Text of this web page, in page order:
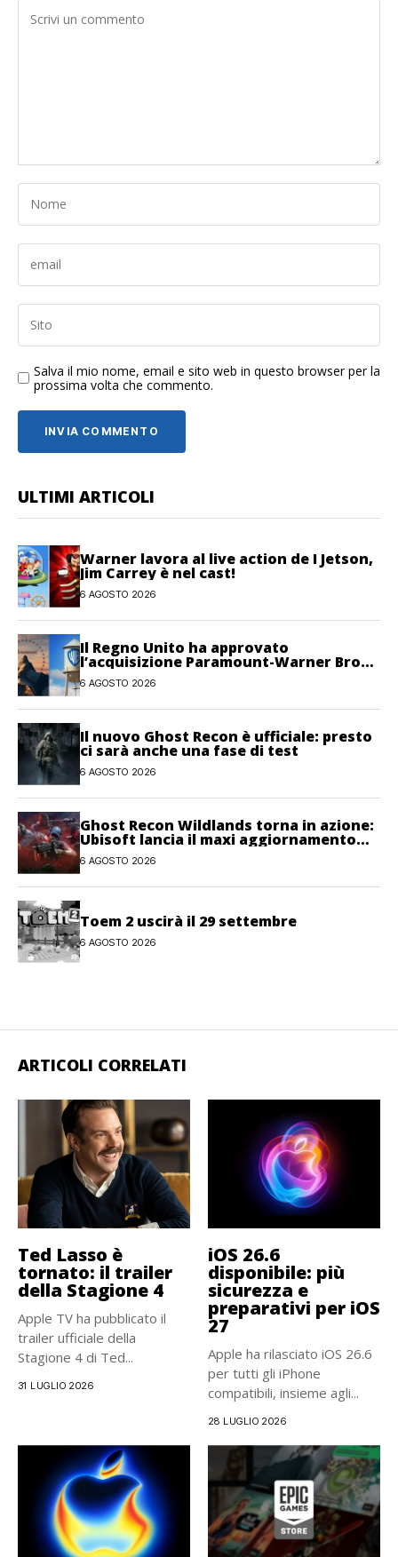
Salva il mio nome, email e sito web in questo browser per la
prossima volta che commento.
ULTIMI ARTICOLI
Warner lavora al live action de I Jetson,
Jim Carrey è nel cast!
6 AGOSTO 2026
Il Regno Unito ha approvato
l’acquisizione Paramount-Warner Bros
Discovery
6 AGOSTO 2026
Il nuovo Ghost Recon è ufficiale: presto
ci sarà anche una fase di test
6 AGOSTO 2026
Ghost Recon Wildlands torna in azione:
Ubisoft lancia il maxi aggiornamento
gratuito Last Rites
6 AGOSTO 2026
Toem 2 uscirà il 29 settembre
6 AGOSTO 2026
ARTICOLI CORRELATI
Ted Lasso è
tornato: il trailer
della Stagione 4
Apple TV ha pubblicato il
trailer ufficiale della
Stagione 4 di Ted...
31 LUGLIO 2026
iOS 26.6
disponibile: più
sicurezza e
preparativi per iOS
27
Apple ha rilasciato iOS 26.6
per tutti gli iPhone
compatibili, insieme agli...
28 LUGLIO 2026